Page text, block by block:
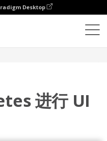
Desktop
进行 UI